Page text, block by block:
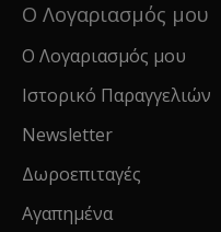
Ο Λογαριασμός μου
Ο Λογαριασμός μου
Ιστορικό Παραγγελιών
Newsletter
Δωροεπιταγές
Αγαπημένα